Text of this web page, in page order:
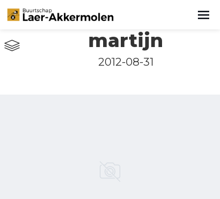
martijn
2012-08-31